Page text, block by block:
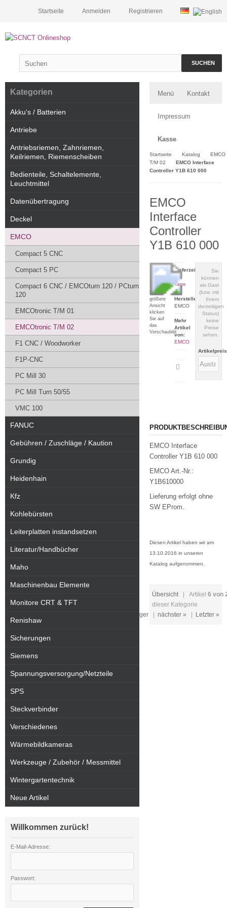
Registrieren
Anmelden
Startseite
SUCHEN
Menü Kontakt
Impressum
Kasse
Startseite Katalog
EMCO
T/M 02
EMCO Interface
Controller Y1B 610 000
EMCO
Interface
Controller
Y1B 610 000
Für eine
größere
Ansicht
klicken
Sie auf
das
Vorschaubild
Sie
können
als Gast
(bzw. mit
Ihrem
derzeitigen
Status)
keine
Preise
sehen.
Artikelpreis
Lieferzeit:
1-3
Tage
Hersteller:
EMCO
Mehr
Artikel
von:
EMCO
Artikeldatenblatt
EMCO Interface
Controller Y1B 610 000
EMCO Art.-Nr.:
Y1B610000
Lieferung erfolgt ohne
SW EProm.
Diesen Artikel haben wir am
13.10.2016 in unseren
Katalog aufgenommen.
Übersicht| Artikel 6 von
dieser Kategorie
« vorheriger nächster » Letzter »
Kategorien
Akku‘s / Batterien
Antriebe
Antriebsriemen, Zahnriemen,
Keilriemen, Riemenscheiben
Bedienteile, Schaltelemente,
Leuchtmittel
Datenübertragung
Deckel
EMCO
Compact 5 CNC
Compact 5 PC
Compact 6 CNC / EMCOturn 120 / PCturn
120
EMCOtronic T/M 01
EMCOtronic T/M 02
F1 CNC / Woodworker
F1P-CNC
PC Mill 30
PC Mill Turn 50/55
VMC 100
FANUC
Gebühren / Zuschläge / Kaution
Grundig
Heidenhain
Kfz
Kohlebürsten
Leiterplatten instandsetzen
Literatur/Handbücher
Maho
Maschinenbau Elemente
Monitore CRT & TFT
Renishaw
Sicherungen
Siemens
Spannungsversorgung/Netzteile
SPS
Steckverbinder
Verschiedenes
Wärmebildkameras
Werkzeuge / Zubehör / Messmittel
Wintergartentechnik
Neue Artikel
Willkommen zurück!
E-Mail-Adresse:
Passwort: